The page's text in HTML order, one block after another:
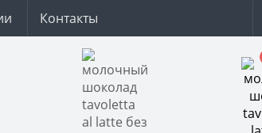
Контакты